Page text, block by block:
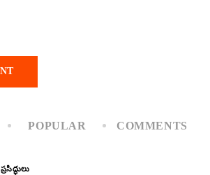
POPULAR COMMENTS
ప్రసిద్ధులు